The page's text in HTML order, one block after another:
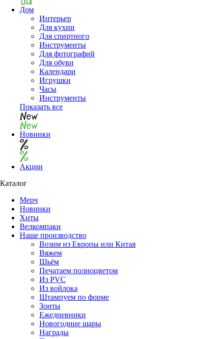
Дом
Интерьер
Для кухни
Для спиртного
Инструменты
Для фотографий
Для обуви
Календари
Игрушки
Часы
Инструменты
Показать все
Новинки
Акции
Каталог
Мерч
Новинки
Хиты
Велкомпаки
Наше производство
Возим из Европы или Китая
Вяжем
Шьём
Печатаем полноцветом
Из PVC
Из войлока
Штампуем по форме
Зонты
Ежедневники
Новогодние шары
Награды